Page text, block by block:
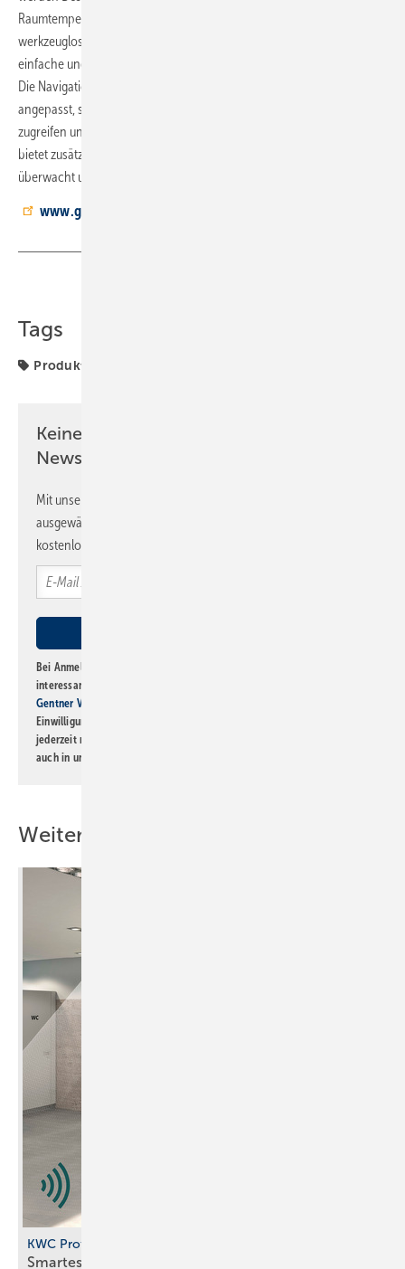
Raumtemperatur abgestimmt. Die Montage erfolgt mit nur wenigen,
werkzeuglosen Schritten. Durch eine verbesserte Konnektivität ist eine
einfache und schnelle Einbindung der Anlagen in die Cloud möglich.
Die Navigation in der App wurde an das Interface der Anlage
angepasst, sodass Nutzer weltweit in Echtzeit auf ihre Anlagen
zugreifen und diese steuern können. Der integrierte Leckagesensor
bietet zusätzliche Sicherheit, indem er potenzielle Wasseraustritte
überwacht und sofortige Benachrichtigungen sendet.
www.gruenbeck.de
Tags
Produkte
Keine Zeit? Kein Problem mit dem SBZ
Newsletter!
Mit unserem Newsletter erhalten Sie regelmäßig von uns
ausgewählte Informationen und Neuigkeiten, gebündelt und
kostenlos direkt ins Postfach.
Bei Anmeldung zu diesem Newsletter bin ich damit einverstanden, über
interessante Verlags- und Online-Angebote
Gentner Verlag GmbH & Co. KG
Einwilligung kann ich jederzeit widerrufen und eine Abmeldung ist
jederzeit möglich. Informationen zum Umgang mit Daten finden Sie
auch in unserer
Weitere Inhalte
KWC Professional
Smartes